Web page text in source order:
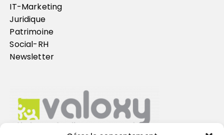
IT-Marketing
Juridique
Patrimoine
Social-RH
Newsletter